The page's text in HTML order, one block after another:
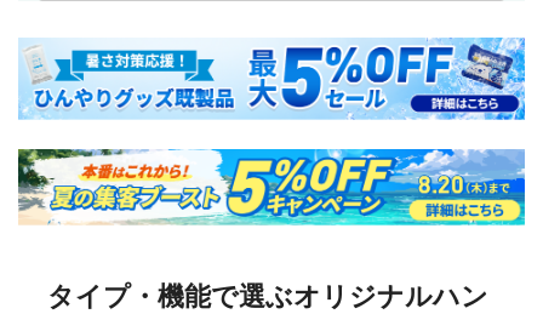
タイプ・機能で選ぶオリジナルハン